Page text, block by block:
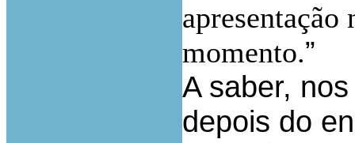
apresentação
momento.”
A saber,
depois do